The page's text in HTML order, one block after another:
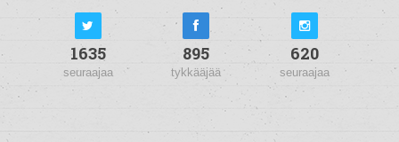
1635
seuraajaa
895
tykkääjää
620
seuraajaa